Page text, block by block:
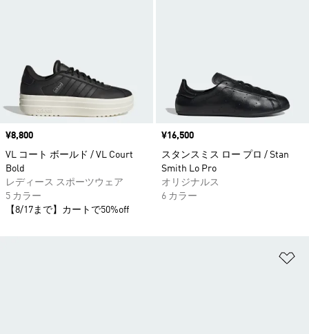
価格
¥8,800
VL コート ボールド / VL Court
Bold
レディース スポーツウェア
5 カラー
【8/17まで】カートで50%off
価格
¥16,500
スタンスミス ロー プロ / Stan
Smith Lo Pro
オリジナルス
6 カラー